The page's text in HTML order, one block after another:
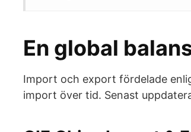
En global
Import och export fördelade
import över tid. Senast